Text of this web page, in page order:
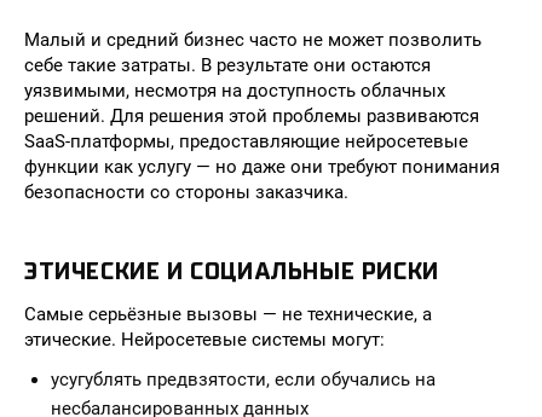
Малый и средний бизнес часто не может позволить
себе такие затраты. В результате они остаются
уязвимыми, несмотря на доступность облачных
решений. Для решения этой проблемы развиваются
SaaS-платформы, предоставляющие нейросетевые
функции как услугу — но даже они требуют понимания
безопасности со стороны заказчика.
ЭТИЧЕСКИЕ И СОЦИАЛЬНЫЕ РИСКИ
Самые серьёзные вызовы — не технические, а
этические. Нейросетевые системы могут:
усугублять предвзятости, если обучались на
несбалансированных данных